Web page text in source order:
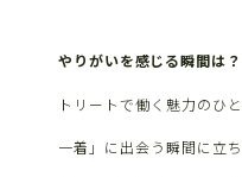
やりがいを感じる瞬間は？
トリートで働く魅力のひ
一着」に出会う瞬間に立